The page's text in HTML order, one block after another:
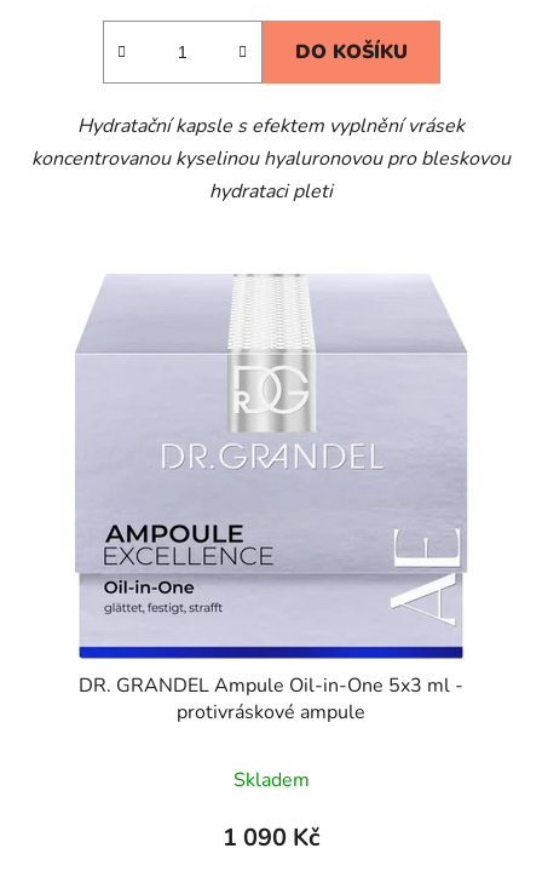
DO KOŠÍKU
Hydratační kapsle s efektem vyplnění vrásek
koncentrovanou kyselinou hyaluronovou pro bleskovou
hydrataci pleti
DR. GRANDEL Ampule Oil-in-One 5x3 ml -
protivráskové ampule
Skladem
1 090 Kč